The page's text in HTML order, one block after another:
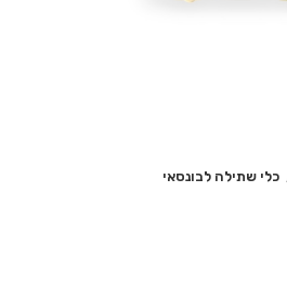
כלי שתילה לבונסאי